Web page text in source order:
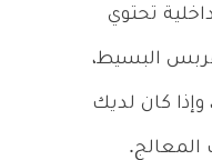
تحتوي
البسيط،
وإذا كان لديك